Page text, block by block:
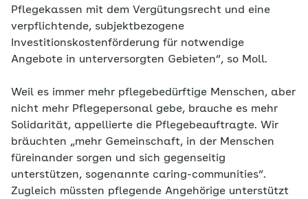
Pflegekassen mit dem Vergütungsrecht und eine
verpflichtende, subjektbezogene
Investitionskostenförderung für notwendige
Angebote in unterversorgten Gebieten“, so Moll.
Weil es immer mehr pflegebedürftige Menschen, aber
nicht mehr Pflegepersonal gebe, brauche es mehr
Solidarität, appellierte die Pflegebeauftragte. Wir
bräuchten „mehr Gemeinschaft, in der Menschen
füreinander sorgen und sich gegenseitig
unterstützen, sogenannte caring-communities“.
Zugleich müssten pflegende Angehörige unterstützt